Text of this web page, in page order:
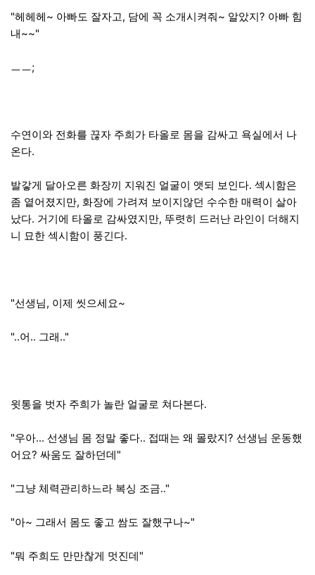
"헤헤헤~ 아빠도 잘자고, 담에 꼭 소개시켜줘~ 알았지? 아빠 힘
내~~"
ㅡㅡ;
수연이와 전화를 끊자 주희가 타올로 몸을 감싸고 욕실에서 나
온다.
발갛게 달아오른 화장끼 지워진 얼굴이 앳되 보인다. 섹시함은
좀 옅어졌지만, 화장에 가려져 보이지않던 수수한 매력이 살아
났다. 거기에 타올로 감싸였지만, 뚜렷히 드러난 라인이 더해지
니 묘한 섹시함이 풍긴다.
"선생님, 이제 씻으세요~
"..어.. 그래.."
윗통을 벗자 주희가 놀란 얼굴로 쳐다본다.
"우아... 선생님 몸 정말 좋다.. 접때는 왜 몰랐지? 선생님 운동했
어요? 싸움도 잘하던데"
"그냥 체력관리하느라 복싱 조금.."
"아~ 그래서 몸도 좋고 쌈도 잘했구나~"
"뭐 주희도 만만찮게 멋진데"